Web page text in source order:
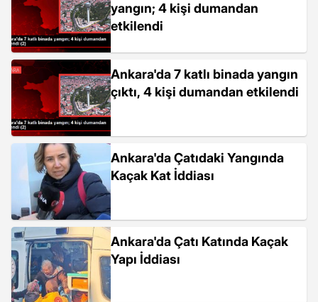
yangın; 4 kişi dumandan
etkilendi
Ankara'da 7 katlı binada yangın
çıktı, 4 kişi dumandan etkilendi
Ankara'da Çatıdaki Yangında
Kaçak Kat İddiası
Ankara'da Çatı Katında Kaçak
Yapı İddiası